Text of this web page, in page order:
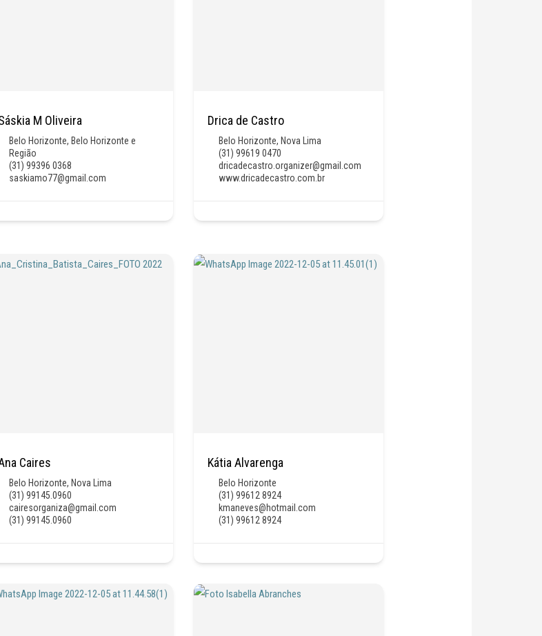
M Oliveira
Belo Horizonte, Belo Horizonte e
Região
(31) 99396 0368
saskiamo77@gmail.com
Drica de Castro
Belo Horizonte, Nova Lima
(31) 99619 0470
dricadecastro.organizer@gmail.com
www.dricadecastro.com.br
Caires
Belo Horizonte, Nova Lima
(31) 99145.0960
cairesorganiza@gmail.com
(31) 99145.0960
Kátia Alvarenga
Belo Horizonte
(31) 99612 8924
kmaneves@hotmail.com
(31) 99612 8924